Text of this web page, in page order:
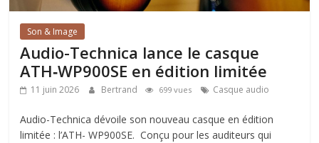
Son & Image
Audio-Technica lance le casque
ATH‑WP900SE en édition limitée
11 juin 2026 Bertrand 699 vues Casque audio
Audio-Technica dévoile son nouveau casque en édition
limitée : l’ATH- WP900SE. Conçu pour les auditeurs qui